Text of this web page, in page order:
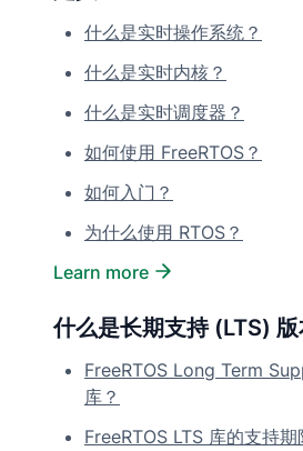
什么是实时操作系统？
什么是实时内核？
什么是实时调度器？
如何使用 FreeRTOS？
如何入门？
为什么使用 RTOS？
Learn more
什么是长期支持 (LTS) 版
FreeRTOS Long Term
库？
FreeRTOS LTS 库的支持期